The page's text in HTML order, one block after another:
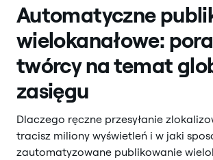
Automatyczne
wielokanałowe:
twórcy na temat
zasięgu
Dlaczego ręczne przesyłanie
tracisz miliony wyświetleń i w jaki
zautomatyzowane publikowanie